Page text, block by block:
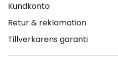
Kundkonto
Retur & reklamation
Tillverkarens garanti